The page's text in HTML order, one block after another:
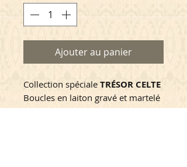
Ajouter au panier
Collection spéciale TRÉSOR CELTE
Boucles en laiton gravé et martelé
finition vieux bronze.